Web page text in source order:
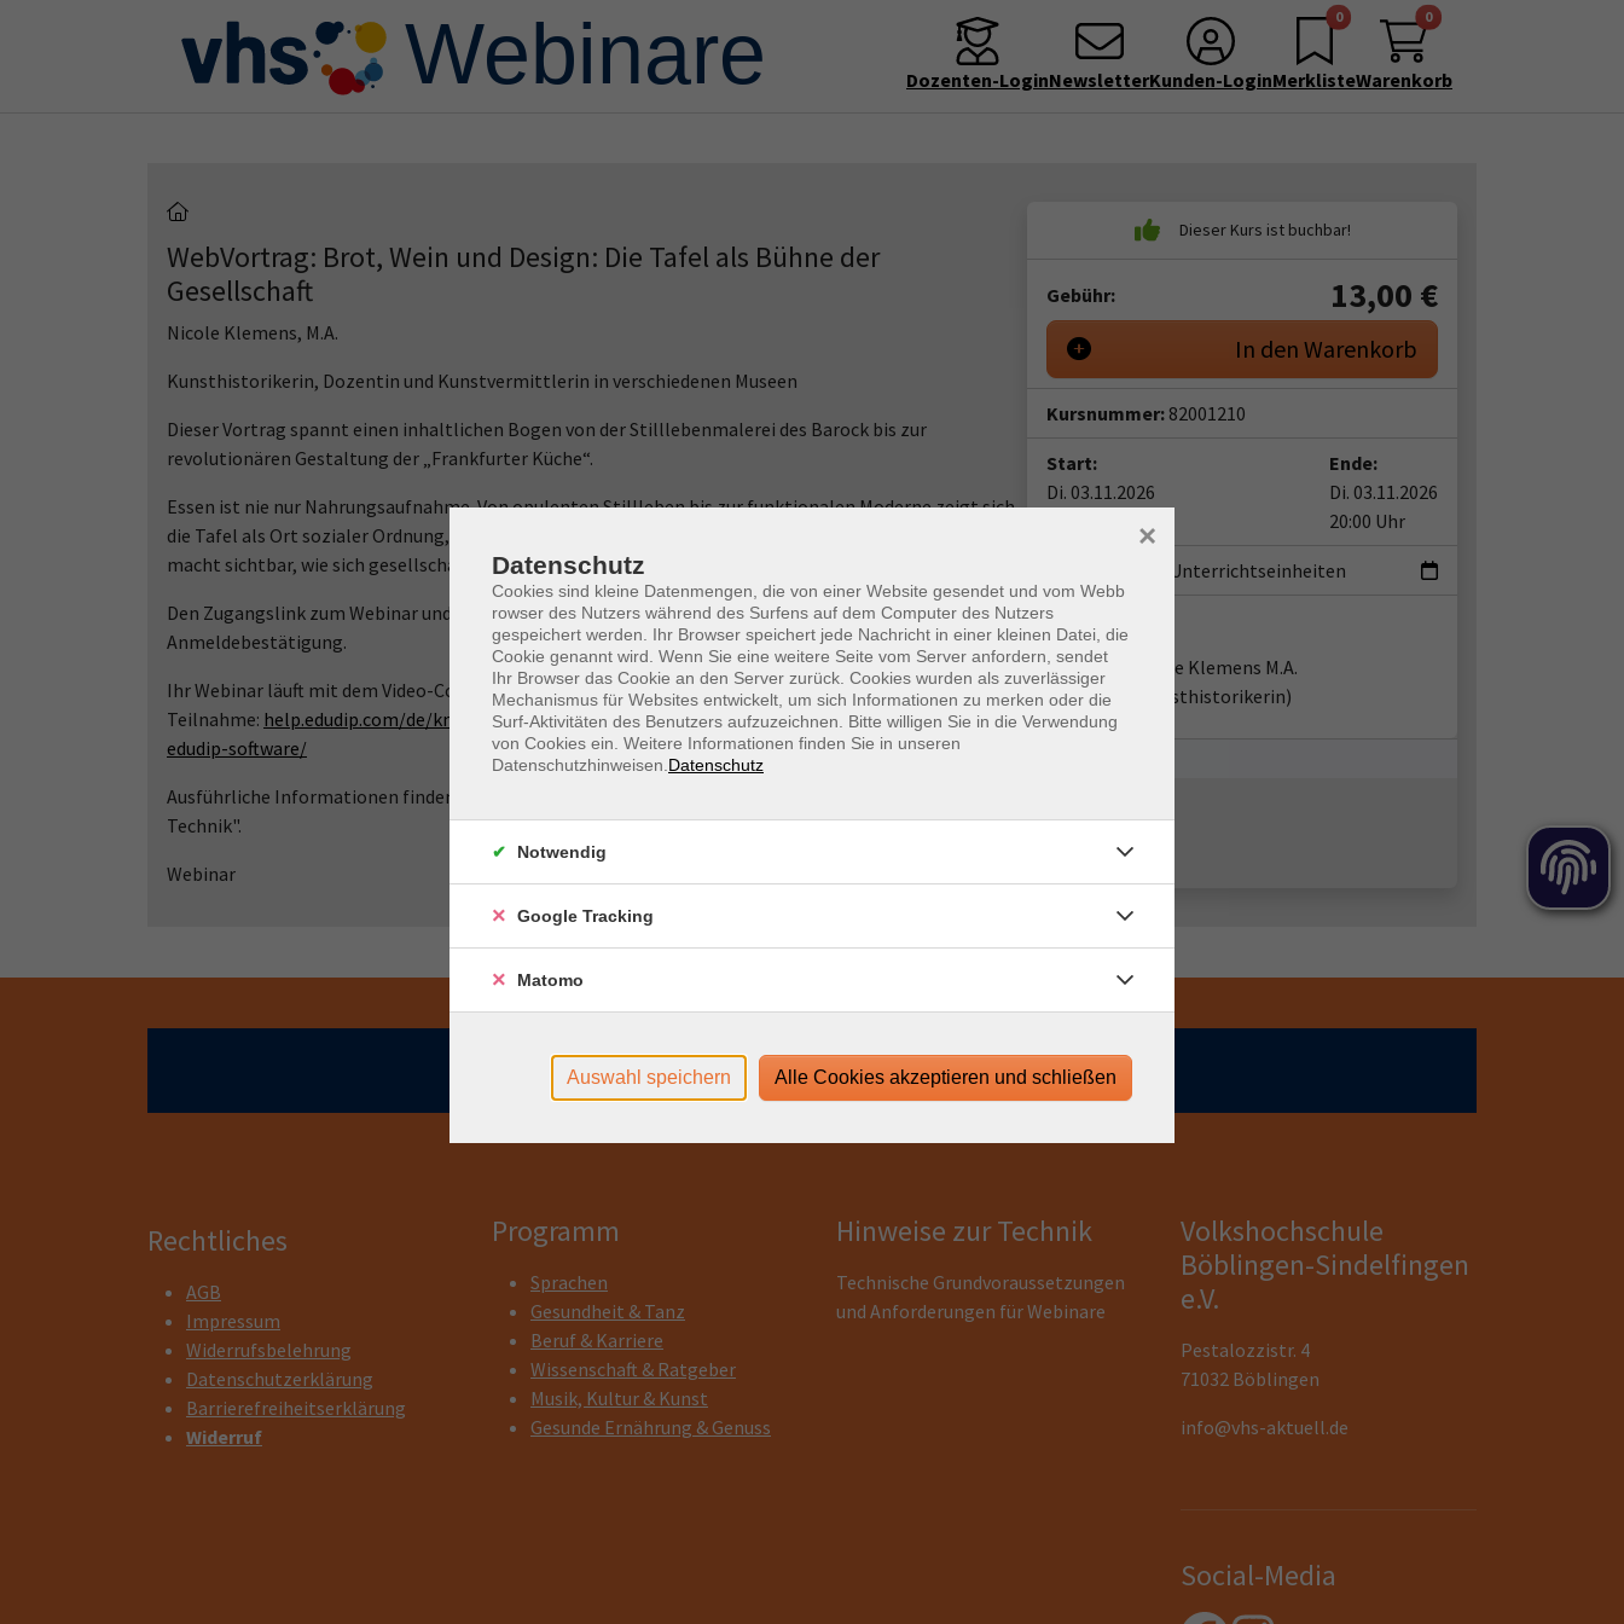
Dozenten-LoginNewsletterKunden-Login
0
Merkliste
0
Warenkorb
WebVortrag: Brot, Wein und Design: Die Tafel als Bühne der
Gesellschaft
Nicole Klemens, M.A.
Kunsthistorikerin, Dozentin und Kunstvermittlerin in verschiedenen Museen
Dieser Vortrag spannt einen inhaltlichen Bogen von der Stilllebenmalerei des Barock bis zur
revolutionären Gestaltung der „Frankfurter Küche“.
Essen ist nie nur Nahrungsaufnahme. Von opulenten Stillleben bis zur funktionalen Moderne zeigt sich
die Tafel als Ort sozialer Ordnung, Macht und Inszenierung. Der Vortrag verbindet Kunst und Design und
macht sichtbar, wie sich gesellschaftliche Werte im scheinbar Alltäglichen spiegeln.
Den Zugangslink zum Webinar und den Link zum Login-Leitfaden finden Sie in Ihrer
Anmeldebestätigung.
Ihr Webinar läuft mit dem Video-Conferencing-System edudip. Technische Voraussetzungen für die
Teilnahme: help.edudip.com/de/knowledge-base/technische-voraussetzungen-zur-nutzung-der-
edudip-software/
Ausführliche Informationen finden Sie auf www.webinare-vhs.de unter dem Menüpunkt "Hinweise zur
Technik".
Webinar
Gebühr: 13,00 €
In den Warenkorb
Kursnummer: 82001210
Start:
Di. 03.11.2026
Ende:
Di. 03.11.2026
20:00 Uhr
1.33 Unterrichtseinheiten
Dozent*in:
Nicole Klemens M.A.
(Kunsthistorikerin)
Rechtliches
AGB
Impressum
Widerrufsbelehrung
Datenschutzerklärung
Barrierefreiheitserklärung
Widerruf
Programm
Sprachen
Gesundheit & Tanz
Beruf & Karriere
Wissenschaft & Ratgeber
Musik, Kultur & Kunst
Gesunde Ernährung & Genuss
Hinweise zur Technik
Technische Grundvoraussetzungen
und Anforderungen für Webinare
Volkshochschule
Böblingen-Sindelfingen
e.V.
Pestalozzistr. 4
71032 Böblingen
info@vhs-aktuell.de
Social-Media
Datenschutz
Cookies sind kleine Datenmengen, die von einer Website gesendet und vom Webb
rowser des Nutzers während des Surfens auf dem Computer des Nutzers
gespeichert werden. Ihr Browser speichert jede Nachricht in einer kleinen Datei, die
Cookie genannt wird. Wenn Sie eine weitere Seite vom Server anfordern, sendet
Ihr Browser das Cookie an den Server zurück. Cookies wurden als zuverlässiger
Mechanismus für Websites entwickelt, um sich Informationen zu merken oder die
Surf-Aktivitäten des Benutzers aufzuzeichnen. Bitte willigen Sie in die Verwendung
von Cookies ein. Weitere Informationen finden Sie in unseren
Datenschutzhinweisen. Datenschutz
×
Notwendig
Google Tracking
Matomo
Auswahl speichern Alle Cookies akzeptieren und schließen